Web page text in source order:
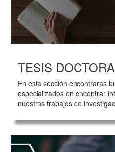
TESIS
En esta sección encontraras
especializados en encontrar
nuestros trabajos de